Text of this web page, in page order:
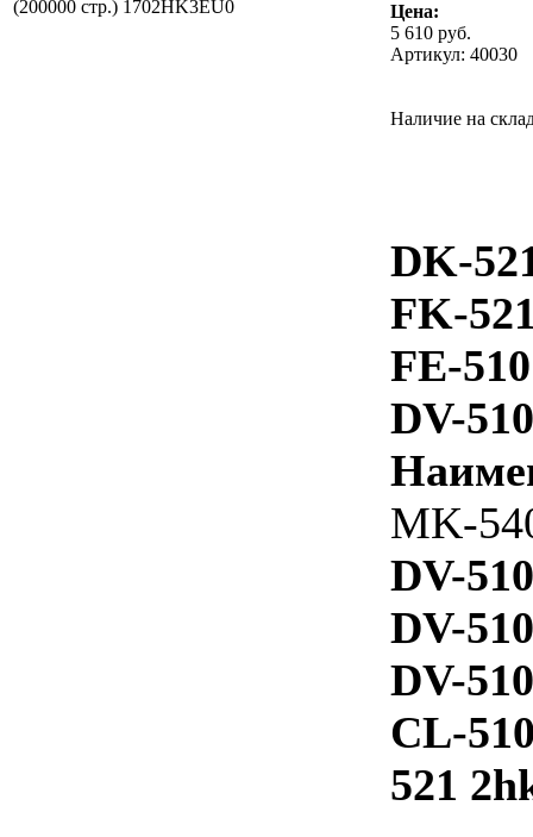
Цена:
5 610 руб.
Артикул: 40030
Наличие на
DK-
FK-
FE-
DV-
MK-
DV-
DV-
DV-
CL-
521